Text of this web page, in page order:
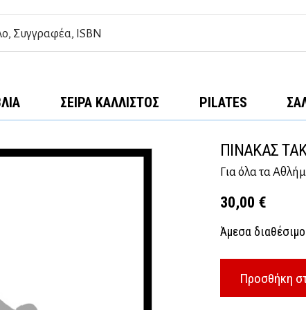
ΣΕΙΡΆ ΚΆΛΛΙΣΤΟΣ PILATES
ΠΙΝΑΚΑΣ
Για όλα τα
30,00 €
Άμεσα διαθέσιμο
Προσθήκη